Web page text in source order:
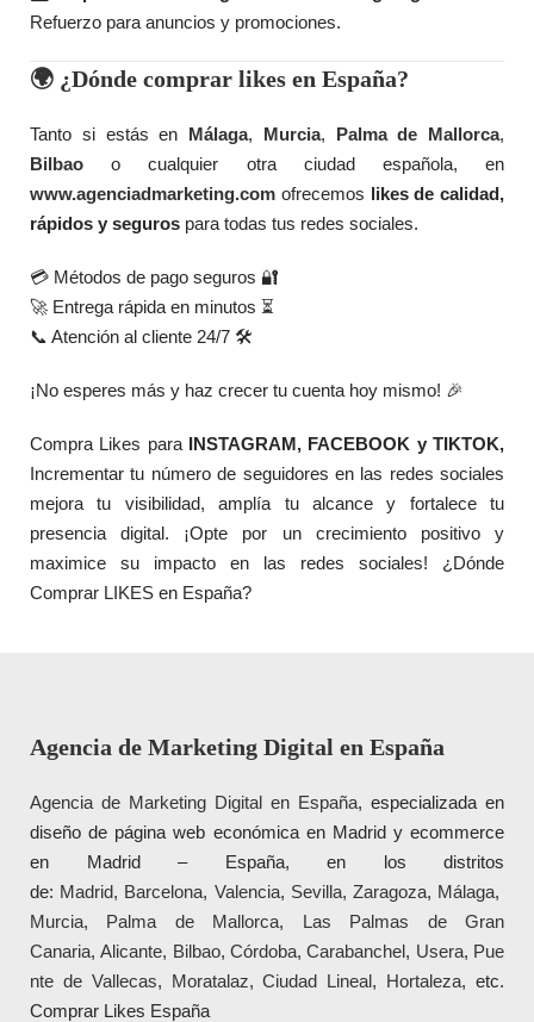
Refuerzo para anuncios y promociones.
🌍 ¿Dónde comprar likes en España?
Tanto si estás en Málaga, Murcia, Palma de Mallorca,
Bilbao o cualquier otra ciudad española, en
www.agenciadmarketing.com ofrecemos likes de calidad,
rápidos y seguros para todas tus redes sociales.
💳 Métodos de pago seguros 🔐
🚀 Entrega rápida en minutos ⏳
📞 Atención al cliente 24/7 🛠️
¡No esperes más y haz crecer tu cuenta hoy mismo! 🎉
Compra Likes para INSTAGRAM, FACEBOOK y TIKTOK,
Incrementar tu número de seguidores en las redes sociales
mejora tu visibilidad, amplía tu alcance y fortalece tu
presencia digital. ¡Opte por un crecimiento positivo y
maximice su impacto en las redes sociales! ¿Dónde
Comprar LIKES en España?
Agencia de Marketing Digital en España
Agencia de Marketing Digital en España, especializada en
diseño de página web económica en Madrid y ecommerce
en Madrid – España, en los distritos
de: Madrid, Barcelona, Valencia, Sevilla, Zaragoza, Málaga,
Murcia, Palma de Mallorca, Las Palmas de Gran
Canaria,Alicante, Bilbao,Córdoba,Carabanchel, Usera, Pue
nte de Vallecas, Moratalaz,Ciudad Lineal, Hortaleza, etc.
Comprar Likes España